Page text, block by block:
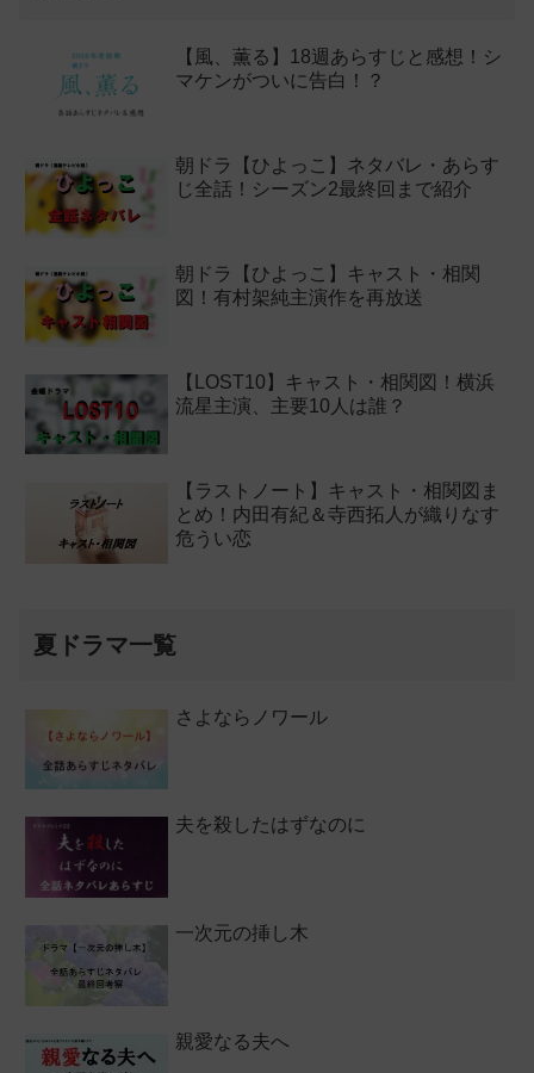
【風、薫る】18週あらすじと感想！シ
マケンがついに告白！？
朝ドラ【ひよっこ】ネタバレ・あらす
じ全話！シーズン2最終回まで紹介
朝ドラ【ひよっこ】キャスト・相関
図！有村架純主演作を再放送
【LOST10】キャスト・相関図！横浜
流星主演、主要10人は誰？
【ラストノート】キャスト・相関図ま
とめ！内田有紀＆寺西拓人が織りなす
危うい恋
夏ドラマ一覧
さよならノワール
夫を殺したはずなのに
一次元の挿し木
親愛なる夫へ